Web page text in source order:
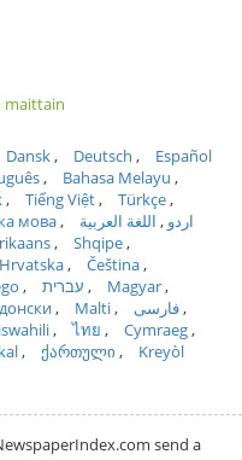
maittain
Dansk Deutsch
Español
Bahasa Melayu
Tiếng Việt
Türkçe
мова اردو
اللغة العربية
Shqipe
Hrvatska
Čeština
עברית
Magyar
Malti
فارسی
ไทย
Cymraeg
ქართული
Kreyòl
send a